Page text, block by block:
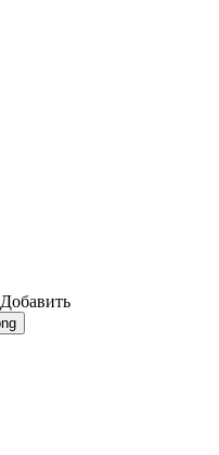
Добавить